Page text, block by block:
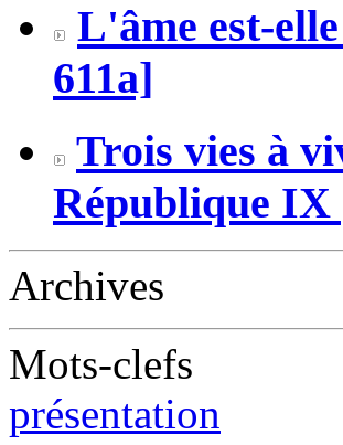
L'âme est-
611a]
Trois vies à
République IX
Archives
Mots-clefs
présentation